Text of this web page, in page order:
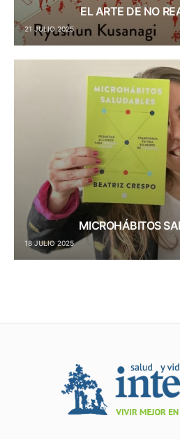
EL ARTE DE NO
21 JULIO 2025
MICROHÁBITOS
18 JULIO 2025